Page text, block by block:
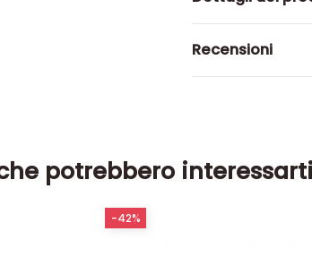
potrebbero interessarti